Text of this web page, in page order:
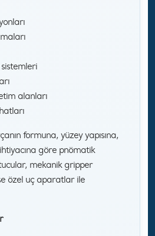
alanları
formuna, yüzey yapısına,
göre pnömatik
mekanik gripper
özel uç aparatlar ile